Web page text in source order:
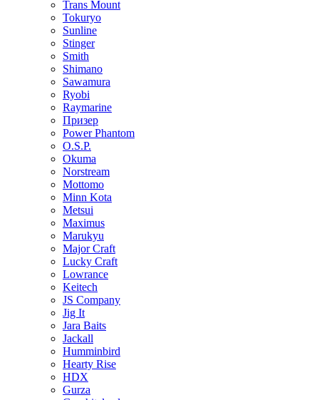
Trans Mount
Tokuryo
Sunline
Stinger
Smith
Shimano
Sawamura
Ryobi
Raymarine
Призер
Power Phantom
O.S.P.
Okuma
Norstream
Mottomo
Minn Kota
Metsui
Maximus
Marukyu
Major Craft
Lucky Craft
Lowrance
Keitech
JS Company
Jig It
Jara Baits
Jackall
Humminbird
Hearty Rise
HDX
Gurza